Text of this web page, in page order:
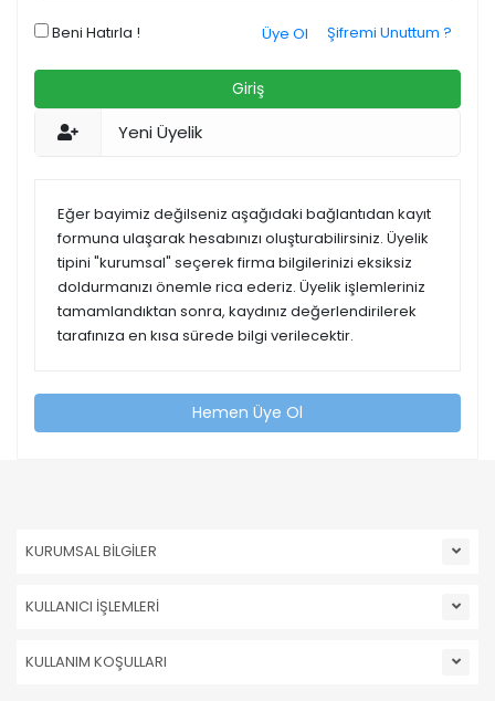
Beni Hatırla ! Şifremi Unuttum ?
Üye Ol
Giriş
Yeni Üyelik
Eğer bayimiz değilseniz aşağıdaki bağlantıdan kayıt
formuna ulaşarak hesabınızı oluşturabilirsiniz. Üyelik
tipini "kurumsal" seçerek firma bilgilerinizi eksiksiz
doldurmanızı önemle rica ederiz. Üyelik işlemleriniz
tamamlandıktan sonra, kaydınız değerlendirilerek
tarafınıza en kısa sürede bilgi verilecektir.
Hemen Üye Ol
KURUMSAL BİLGİLER
KULLANICI İŞLEMLERİ
KULLANIM KOŞULLARI